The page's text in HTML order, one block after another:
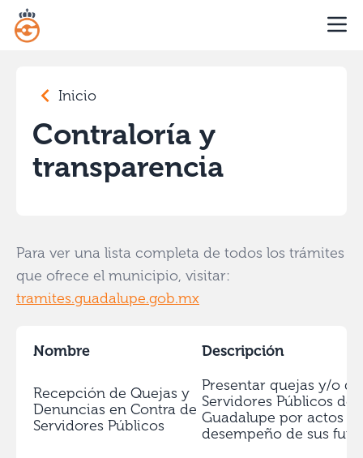
Inicio
Contraloría y
transparencia
Para ver una lista completa de todos los trámites
que ofrece el municipio, visitar:
tramites.guadalupe.gob.mx
Nombre Descripción
Recepción de Quejas y
Denuncias en Contra de
Servidores Públicos
Presentar quejas y/o
Servidores Públicos
Guadalupe por actos u
desempeño de sus